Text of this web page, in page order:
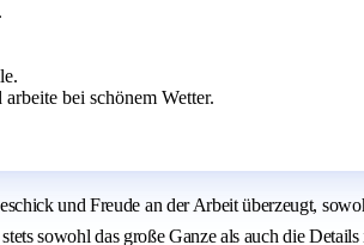
bei schönem Wetter.
und Freude an der Arbeit überzeugt,
sowohl das große Ganze als auch die